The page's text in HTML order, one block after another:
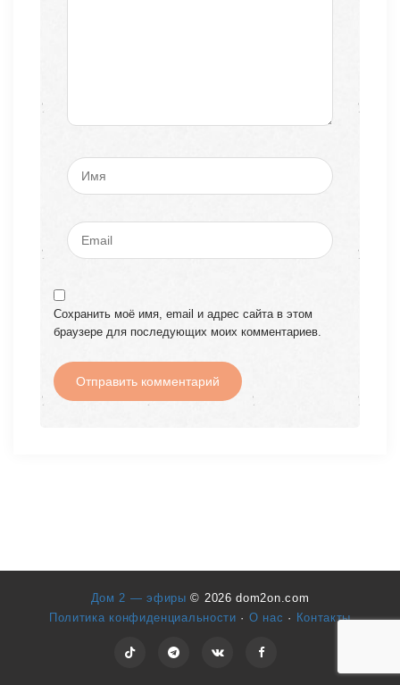
Сохранить моё имя, email и адрес сайта в этом
браузере для последующих моих комментариев.
Дом 2 — эфиры© 2026 dom2on.com
Политика конфиденциальности · О нас · Контакты